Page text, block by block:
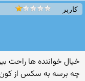
کاربر
خیال خواننده ها راحت
چه برسه به سکس از